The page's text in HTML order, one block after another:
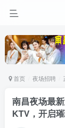
首页 夜场招聘
南昌夜场最
KTV，开启